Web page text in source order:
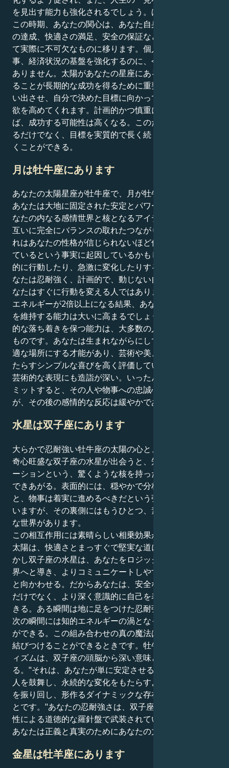
を見出す能力も強化されるでしょう。ほとんどの場合、
この時期、あなたの関心は、あなた自身の個人的な目標
の達成、快適さの満足、安全の保証など、あなたにとっ
て実際に不可欠なものに移ります。個人的な生活、仕
事、経済状況の基盤を強化するのに、今ほど適した時は
ありません。太陽があなたの星座にある間は、計画を守
ることが長期的な成功を得るために重要であることを思
い出させ、自分で決めた目標に向かって努力し続ける意
欲を高めてくれます。計画的かつ慎重に物事を設計すれ
ば、成功する可能性は高くなる。このため、変化を始め
るだけでなく、目標を実質的で長く続くものに変えてい
くことができる。
月は牡牛座にあります
あなたの太陽星座が牡牛座で、月が牡牛座にある場合、
あなたは大地に固定された安定とパワーの頂点です。あ
なたの内なる感情世界と核となるアイデンティティは、
互いに完全にバランスの取れたつながりの中にあり、そ
れはあなたの性格が信じられないほど信頼でき、一貫し
ているという事実に起因しているかもしれません。衝動
的に行動したり、急激に変化したりする人ではなく、あ
なたは忍耐強く、計画的で、動じない自然の力です。あ
なたはすぐに行動を変える人ではありません。牡牛座の
エネルギーが2倍以上になる結果、あなたの情緒的安定
を維持する能力は大いに高まるでしょう。冷静さと内面
的な落ち着きを保つ能力は、大多数の人が持っていない
ものです。あなたは生まれながらにして、家を安全で快
適な場所にする才能があり、芸術や美、そして人生がも
たらすシンプルな喜びを高く評価しています。さらに、
芸術的な表現にも造詣が深い。いったん誰かや何かにコ
ミットすると、その人や物事への忠誠心は揺るがない
が、その後の感情的な反応は緩やかである。
水星は双子座にあります
大らかで忍耐強い牡牛座の太陽の心と、機転が利いて好
奇心旺盛な双子座の水星が出会うと、知性とコミュニケ
ーションという、驚くような核を持った感性豊かな人が
できあがる。表面的には、穏やかで分析的なアプローチ
と、物事は着実に進めるべきだという強い考えを持って
いますが、その裏側にはもうひとつ、素早く動く飛翔的
な世界があります。
この相互作用には素晴らしい相乗効果がある。牡牛座の
太陽は、快適さとまっすぐで堅実な道に飢えている。し
かし双子座の水星は、あなたをロジックとアイデアの世
界へと導き、よりコミュニケートしやすい真実の探求へ
と向かわせる。だからあなたは、安全な人生を創造する
だけでなく、より深く意識的に自己を表現することがで
きる。ある瞬間は地に足をつけた忍耐強い存在となり、
次の瞬間には知的エネルギーの渦となって飛び回ること
ができる。この組み合わせの真の魔法は、ハートと頭を
結びつけることができるときです。牡牛座のプラグマテ
ィズムは、双子座の頭脳から深い意味と目的を得
る。"それは、あなたが単に安定させる力ではなく、他
人を鼓舞し、永続的な変化をもたらすような方法で言葉
を振り回し、形作るダイナミックな存在であるというこ
とです。"あなたの忍耐強さは、双子座の精神的な敏捷
性による道徳的な羅針盤で武装されています - そして、
あなたは正義と真実のためにあなたの力を強化します。
金星は牡羊座にあります